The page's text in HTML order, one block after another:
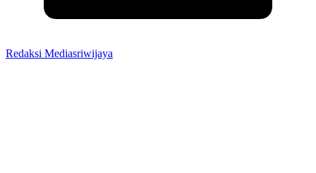
Redaksi Mediasriwijaya